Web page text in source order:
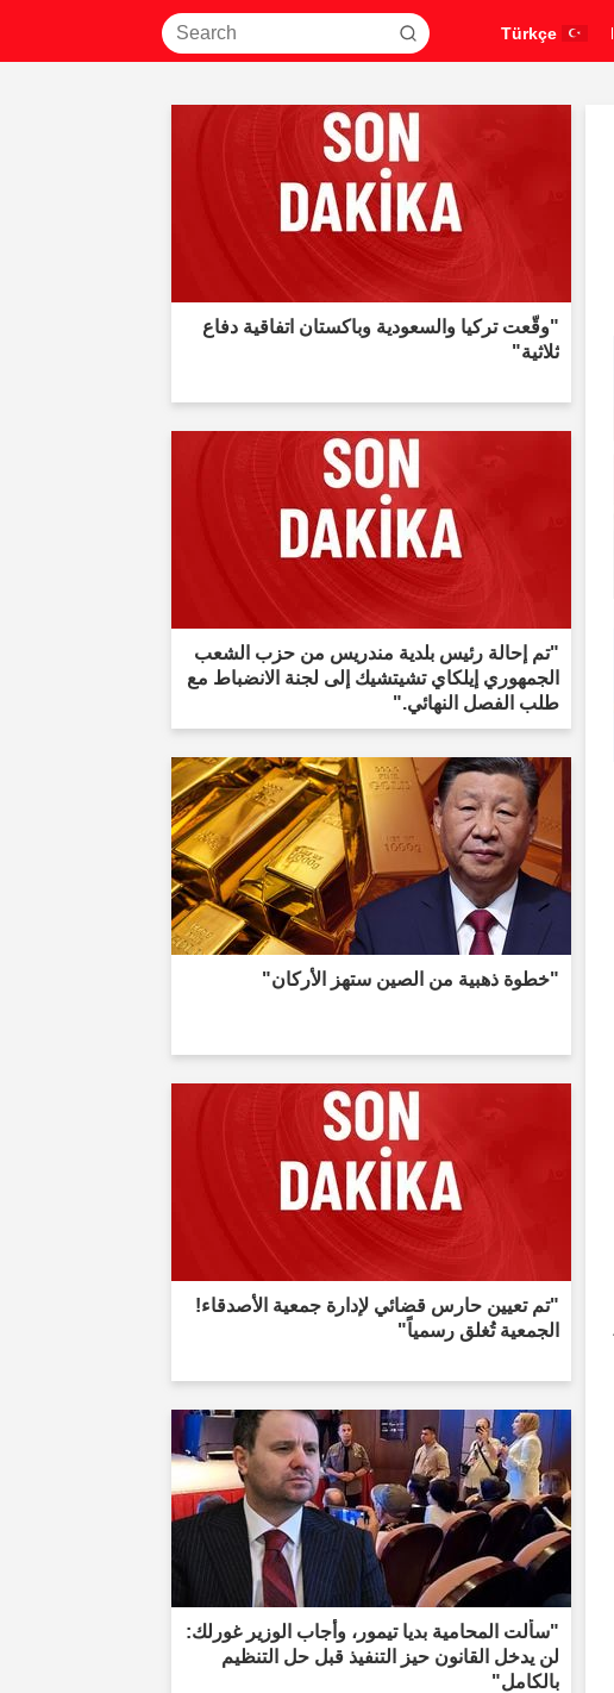
"وقّعت تركيا والسعودية وباكستان اتفاقية دفاع
ثلاثية"
"تم إحالة رئيس بلدية مندريس من حزب الشعب
الجمهوري إيلكاي تشيتشيك إلى لجنة الانضباط مع
طلب الفصل النهائي."
"خطوة ذهبية من الصين ستهز الأركان"
"تم تعيين حارس قضائي لإدارة جمعية الأصدقاء!
الجمعية تُغلق رسمياً"
"سألت المحامية بديا تيمور، وأجاب الوزير غورلك:
لن يدخل القانون حيز التنفيذ قبل حل التنظيم
بالكامل"